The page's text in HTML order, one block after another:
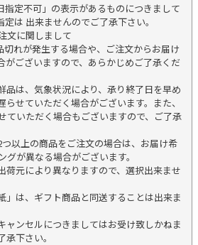
指定不可」の表示があるものにつきまして
は 出来ませんのでご了承下さい。
文に関しまして
切れが発生する場合や、ご注文からお届け
がございますので、あらかじめご了承くだ
品は、気象状況により、承り終了日を早め
らせていただく場合がございます。また、
ていただく場合もございますので、ご了承
以上の商品をご注文の場合は、お届け希
が異なる場合がございます。
荷元により異なりますので、選択出来ませ
」は、ギフト商品と同送することは出来ま
ャンセルにつきましてはお受け致しかねま
下さい。